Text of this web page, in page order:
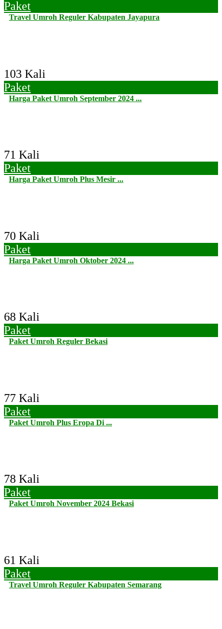
Paket
Travel Umroh Reguler Kabupaten Jayapura
103 Kali
Paket
Harga Paket Umroh September 2024 ...
71 Kali
Paket
Harga Paket Umroh Plus Mesir ...
70 Kali
Paket
Harga Paket Umroh Oktober 2024 ...
68 Kali
Paket
Paket Umroh Reguler Bekasi
77 Kali
Paket
Paket Umroh Plus Eropa Di ...
78 Kali
Paket
Paket Umroh November 2024 Bekasi
61 Kali
Paket
Travel Umroh Reguler Kabupaten Semarang